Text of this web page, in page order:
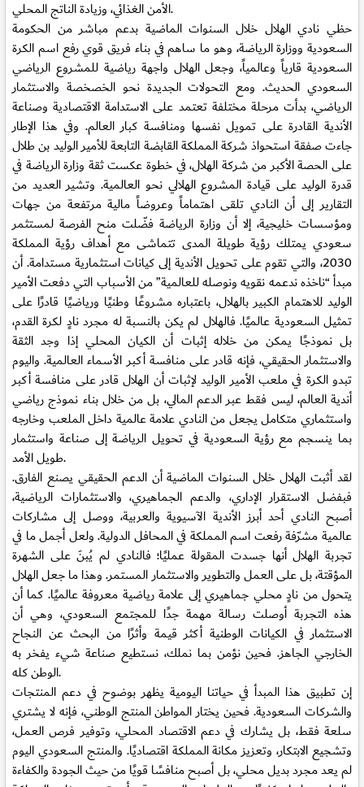
الأمن الغذائي، وزيادة الناتج المحلي.
حظي نادي الهلال خلال السنوات الماضية بدعم مباشر من الحكومة
السعودية ووزارة الرياضة، وهو ما ساهم في بناء فريق قوي رفع اسم الكرة
السعودية قارياً وعالمياً، وجعل الهلال واجهة رياضية للمشروع الرياضي
السعودي الحديث. ومع التحولات الجديدة نحو الخصخصة والاستثمار
الرياضي، بدأت مرحلة مختلفة تعتمد على الاستدامة الاقتصادية وصناعة
الأندية القادرة على تمويل نفسها ومنافسة كبار العالم. وفي هذا الإطار
جاءت صفقة استحواذ شركة المملكة القابضة التابعة للأمير الوليد بن طلال
على الحصة الأكبر من شركة الهلال، في خطوة عكست ثقة وزارة الرياضة في
قدرة الوليد على قيادة المشروع الهلالي نحو العالمية. وتشير العديد من
التقارير إلى أن النادي تلقى اهتماماً وعروضاً مالية مرتفعة من جهات
ومؤسسات خليجية، إلا أن وزارة الرياضة فضّلت منح الفرصة لمستثمر
سعودي يمتلك رؤية طويلة المدى تتماشى مع أهداف رؤية المملكة
2030، والتي تقوم على تحويل الأندية إلى كيانات استثمارية مستدامة. أن
مبدأ “ناخذه ندعمه نقويه ونوصله للعالمية” من الأسباب التي دفعت الأمير
الوليد للاهتمام الكبير بالهلال، باعتباره مشروعًا وطنيًا ورياضيًا قادرًا على
تمثيل السعودية عالميًا. فالهلال لم يكن بالنسبة له مجرد نادٍ لكرة القدم،
بل نموذجًا يمكن من خلاله إثبات أن الكيان المحلي إذا وجد الثقة
والاستثمار الحقيقي، فإنه قادر على منافسة أكبر الأسماء العالمية. واليوم
تبدو الكرة في ملعب الأمير الوليد لإثبات أن الهلال قادر على منافسة أكبر
أندية العالم، ليس فقط عبر الدعم المالي، بل من خلال بناء نموذج رياضي
واستثماري متكامل يجعل من النادي علامة عالمية داخل الملعب وخارجه
بما ينسجم مع رؤية السعودية في تحويل الرياضة إلى صناعة واستثمار
طويل الأمد.
لقد أثبت الهلال خلال السنوات الماضية أن الدعم الحقيقي يصنع الفارق.
فبفضل الاستقرار الإداري، والدعم الجماهيري، والاستثمارات الرياضية،
أصبح النادي أحد أبرز الأندية الآسيوية والعربية، ووصل إلى مشاركات
عالمية مشرّفة رفعت اسم المملكة في المحافل الدولية. ولعل أجمل ما في
تجربة الهلال أنها جسدت المقولة عمليًا؛ فالنادي لم يُبنَ على الشهرة
المؤقتة، بل على العمل والتطوير والاستثمار المستمر. وهذا ما جعل الهلال
يتحول من نادٍ محلي جماهيري إلى علامة رياضية معروفة عالميًا. كما أن
هذه التجربة أوصلت رسالة مهمة جدًا للمجتمع السعودي، وهي أن
الاستثمار في الكيانات الوطنية أكثر قيمة وأثرًا من البحث عن النجاح
الخارجي الجاهز. فحين نؤمن بما نملك، نستطيع صناعة شيء يفخر به
الوطن كله.
إن تطبيق هذا المبدأ في حياتنا اليومية يظهر بوضوح في دعم المنتجات
والشركات السعودية. فحين يختار المواطن المنتج الوطني، فإنه لا يشتري
سلعة فقط، بل يشارك في دعم الاقتصاد المحلي، وتوفير فرص العمل،
وتشجيع الابتكار، وتعزيز مكانة المملكة اقتصاديًا. والمنتج السعودي اليوم
لم يعد مجرد بديل محلي، بل أصبح منافسًا قويًا من حيث الجودة والكفاءة